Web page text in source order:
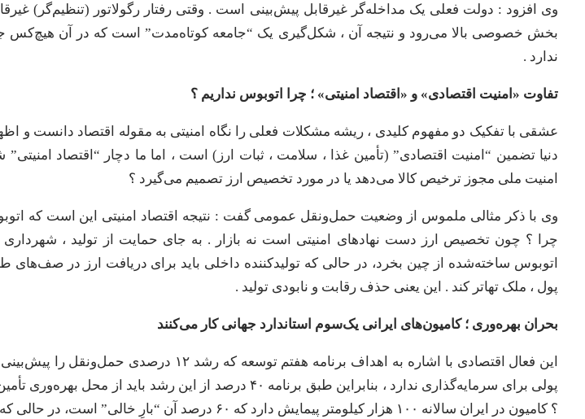
​وی افزود : دولت فعلی یک مداخله‌گر غیرقابل پیش‌بینی است . وقتی رفتار رگولاتور (تنظیم‌گر)
بخش خصوصی بالا می‌رود و نتیجه آن ، شکل‌گیری یک “جامعه کوتاه‌مدت” است که در آن هیچ‌کس
ندارد .
​تفاوت «امنیت اقتصادی» و «اقتصاد امنیتی» ؛ چرا اتوبوس نداریم ؟
​عشقی با تفکیک دو مفهوم کلیدی ، ریشه مشکلات فعلی را نگاه امنیتی به مقوله اقتصاد دانست و
دنیا تضمین “امنیت اقتصادی” (تأمین غذا ، سلامت ، ثبات ارز) است ، اما ما دچار “اقتصاد
امنیت ملی مجوز ترخیص کالا می‌دهد یا در مورد تخصیص ارز تصمیم می‌گیرد ؟
​وی با ذکر مثالی ملموس از وضعیت حمل‌ونقل عمومی گفت : نتیجه اقتصاد امنیتی این است که
چرا ؟ چون تخصیص ارز دست نهادهای امنیتی است نه بازار . به جای حمایت از تولید ،
اتوبوس ساخته‌شده از چین بخرد، در حالی که تولیدکننده داخلی باید برای دریافت ارز در صف‌های
پول ، ملک تهاتر کند . این یعنی حذف رقابت و نابودی تولید .
​بحران بهره‌وری ؛ کامیون‌های ایرانی یک‌سوم استاندارد جهانی کار می‌کنند
​این فعال اقتصادی با اشاره به اهداف برنامه هفتم توسعه که
پولی برای سرمایه‌گذاری ندارد ، بنابراین طبق برنامه ۴۰ درصد از این رشد